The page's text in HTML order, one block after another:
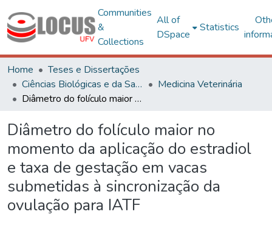
Communities
&
Collections
All of
DSpace
Statistics
Home
Teses e Dissertações
Ciências Biológicas e da Saúde
Medicina Veterinária
Diâmetro do folículo maior no momento da aplicação do estradiol e taxa de gestação em vacas submetidas à sincronização da ovulação para IATF
Diâmetro do folículo maior no
momento da aplicação do estradiol
e taxa de gestação em vacas
submetidas à sincronização da
ovulação para IATF